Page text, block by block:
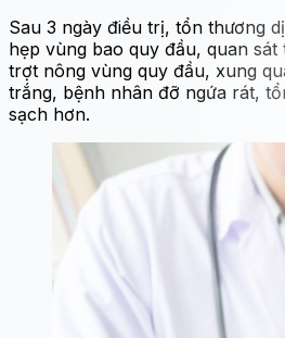
Sau 3 ngày điều trị, tổn thương
hẹp vùng bao quy đầu, quan
trợt nông vùng quy đầu, xung
trắng, bệnh nhân đỡ ngứa rát,
sạch hơn.